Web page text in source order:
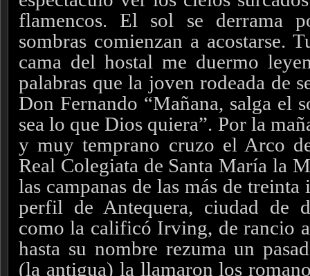
flamencos. El sol se derrama
sombras comienzan a acostarse.
cama del hostal me duermo
palabras que la joven rodeada de
Don Fernando “Mañana, salga el
sea lo que Dios quiera”. Por la
y muy temprano cruzo el Arco
Real Colegiata de Santa María la
las campanas de las más de
perfil de Antequera, ciudad de
como la calificó Irving, de rancio
hasta su nombre rezuma un
(la antigua) la llamaron los